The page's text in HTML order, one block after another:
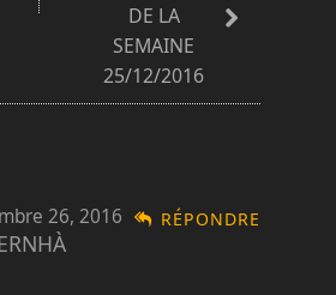
DE LA
SEMAINE
25/12/2016
RÉPONDRE
26, 2016